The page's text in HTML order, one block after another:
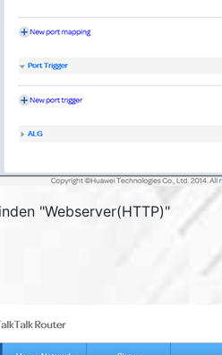
"Webserver(HTTP)"